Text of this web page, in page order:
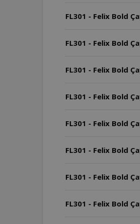
FL301 - Felix Bold
FL301 - Felix Bold
FL301 - Felix Bold
FL301 - Felix Bold
FL301 - Felix Bold
FL301 - Felix Bold
FL301 - Felix Bold
FL301 - Felix Bold